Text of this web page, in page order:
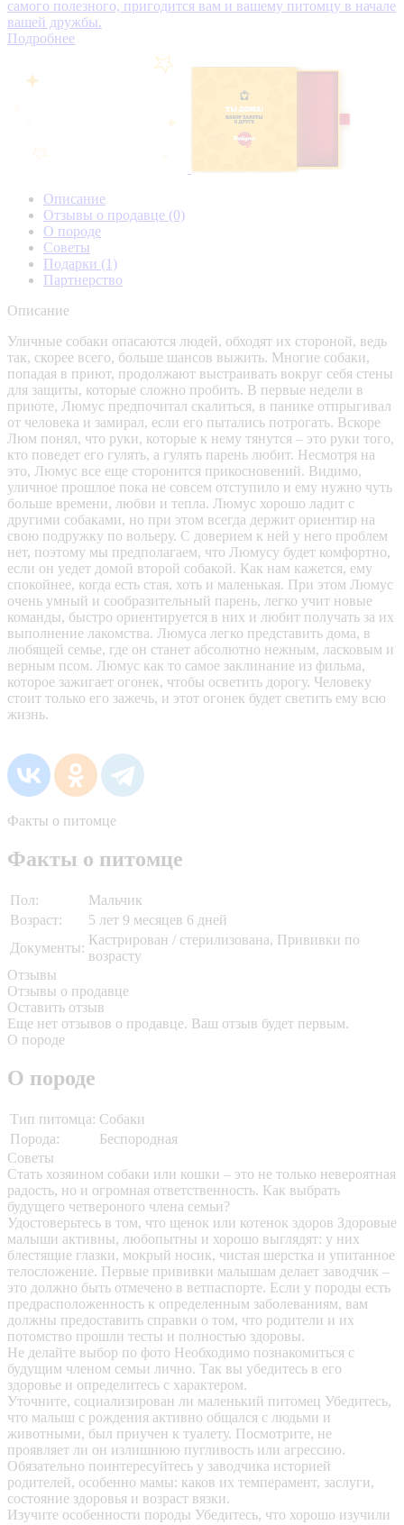
самого полезного, пригодится вам и вашему питомцу в начале
вашей дружбы.
Подробнее
Описание
Отзывы о продавце (0)
О породе
Советы
Подарки (1)
Партнерство
Описание
Уличные собаки опасаются людей, обходят их стороной, ведь
так, скорее всего, больше шансов выжить. Многие собаки,
попадая в приют, продолжают выстраивать вокруг себя стены
для защиты, которые сложно пробить. В первые недели в
приюте, Люмус предпочитал скалиться, в панике отпрыгивал
от человека и замирал, если его пытались потрогать. Вскоре
Люм понял, что руки, которые к нему тянутся – это руки того,
кто поведет его гулять, а гулять парень любит. Несмотря на
это, Люмус все еще сторонится прикосновений. Видимо,
уличное прошлое пока не совсем отступило и ему нужно чуть
больше времени, любви и тепла. Люмус хорошо ладит с
другими собаками, но при этом всегда держит ориентир на
свою подружку по вольеру. С доверием к ней у него проблем
нет, поэтому мы предполагаем, что Люмусу будет комфортно,
если он уедет домой второй собакой. Как нам кажется, ему
спокойнее, когда есть стая, хоть и маленькая. При этом Люмус
очень умный и сообразительный парень, легко учит новые
команды, быстро ориентируется в них и любит получать за их
выполнение лакомства. Люмуса легко представить дома, в
любящей семье, где он станет абсолютно нежным, ласковым и
верным псом. Люмус как то самое заклинание из фильма,
которое зажигает огонек, чтобы осветить дорогу. Человеку
стоит только его зажечь, и этот огонек будет светить ему всю
жизнь.
Факты о питомце
Факты о питомце
Пол:
Мальчик
Возраст:
5 лет 9 месяцев 6 дней
Документы:
Кастрирован / стерилизована, Прививки по
возрасту
Отзывы
Отзывы о продавце
Оставить отзыв
Еще нет отзывов о продавце. Ваш отзыв будет первым.
О породе
О породе
Тип питомца: Собаки
Порода:
Беспородная
Советы
Стать хозяином собаки или кошки – это не только невероятная
радость, но и огромная ответственность. Как выбрать
будущего четвероного члена семьи?
Удостоверьтесь в том, что щенок или котенок здоров Здоровые
малыши активны, любопытны и хорошо выглядят: у них
блестящие глазки, мокрый носик, чистая шерстка и упитанное
телосложение. Первые прививки малышам делает заводчик –
это должно быть отмечено в ветпаспорте. Если у породы есть
предрасположенность к определенным заболеваниям, вам
должны предоставить справки о том, что родители и их
потомство прошли тесты и полностью здоровы.
Не делайте выбор по фото Необходимо познакомиться с
будущим членом семьи лично. Так вы убедитесь в его
здоровье и определитесь с характером.
Уточните, социализирован ли маленький питомец Убедитесь,
что малыш с рождения активно общался с людьми и
животными, был приучен к туалету. Посмотрите, не
проявляет ли он излишнюю пугливость или агрессию.
Обязательно поинтересуйтесь у заводчика историей
родителей, особенно мамы: каков их темперамент, заслуги,
состояние здоровья и возраст вязки.
Изучите особенности породы Убедитесь, что хорошо изучили